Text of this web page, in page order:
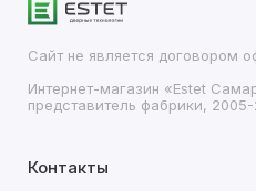
Сайт не является договором
Интернет-магазин «Estet
представитель фабрики,
Контакты